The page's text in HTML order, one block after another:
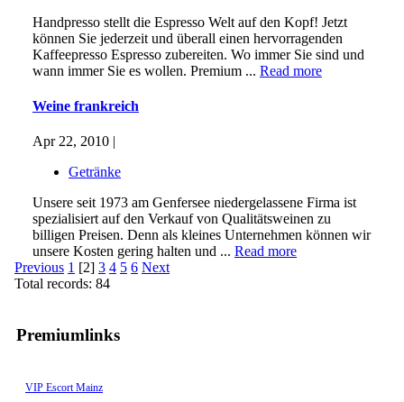
Premiumlinks
VIP Escort Mainz
Handpresso stellt die Espresso Welt auf den Kopf! Jetzt
können Sie jederzeit und überall einen hervorragenden
Kaffeepresso Espresso zubereiten. Wo immer Sie sind und
wann immer Sie es wollen. Premium ... Read more
Weine frankreich
Apr 22, 2010 |
Getränke
Unsere seit 1973 am Genfersee niedergelassene Firma ist
spezialisiert auf den Verkauf von Qualitätsweinen zu
billigen Preisen. Denn als kleines Unternehmen können wir
unsere Kosten gering halten und ... Read more
Previous 1 [2] 3 4 5 6 Next
Total records: 84